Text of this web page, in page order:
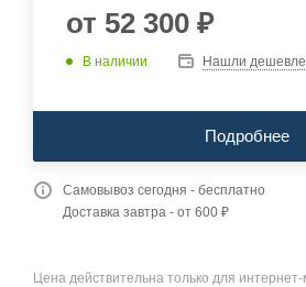
от 52 300 ₽
В наличии Нашли
Подробнее
Самовывоз сегодня - бесплатно
Доставка завтра - от 600 ₽
Цена действительна только для